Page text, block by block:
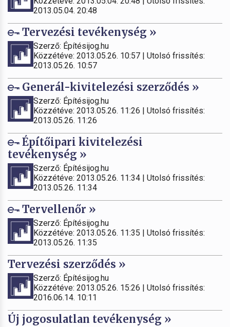
2013.05.04. 20:48
Tervezési tevékenység »
Szerző: Építésijog.hu
Közzétéve: 2013.05.26. 10:57 | Utolsó frissítés:
2013.05.26. 10:57
Generál-kivitelezési szerződés »
Szerző: Építésijog.hu
Közzétéve: 2013.05.26. 11:26 | Utolsó frissítés:
2013.05.26. 11:26
Építőipari kivitelezési
tevékenység »
Szerző: Építésijog.hu
Közzétéve: 2013.05.26. 11:34 | Utolsó frissítés:
2013.05.26. 11:34
Tervellenőr »
Szerző: Építésijog.hu
Közzétéve: 2013.05.26. 11:35 | Utolsó frissítés:
2013.05.26. 11:35
Tervezési szerződés »
Szerző: Építésijog.hu
Közzétéve: 2013.05.26. 15:26 | Utolsó frissítés:
2016.06.14. 10:11
Új jogosulatlan tevékenység »